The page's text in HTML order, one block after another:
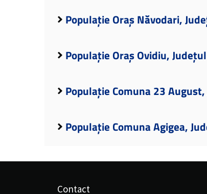
Populație Oraș Năvodari,
Populație Oraș Ovidiu,
Populație Comuna 23
Populație Comuna Agigea,
Contact